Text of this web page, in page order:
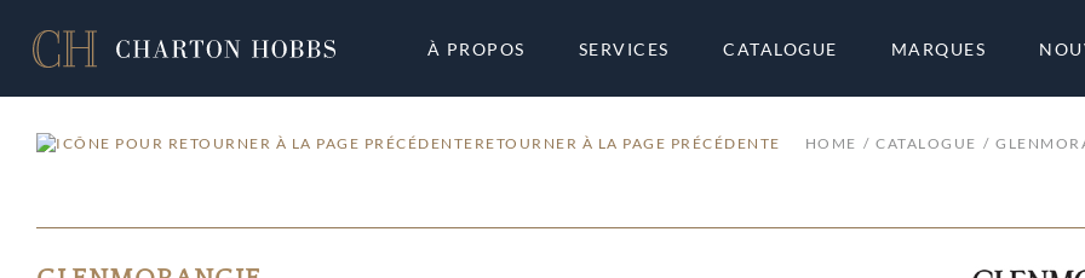
À PROPOS SERVICES CATALOGUE MARQUES
RETOURNER À LA PAGE PRÉCÉDENTE HOME CATALOGUE